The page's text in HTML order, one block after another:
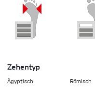
Zehentyp
Ägyptisch Römisch